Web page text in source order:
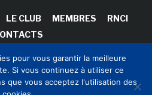
LE CLUB MEMBRES
RNCI
& Culture CLIC France /
pour vous garantir la meilleure
Si vous continuez à utiliser ce
que vous acceptez l'utilisation des